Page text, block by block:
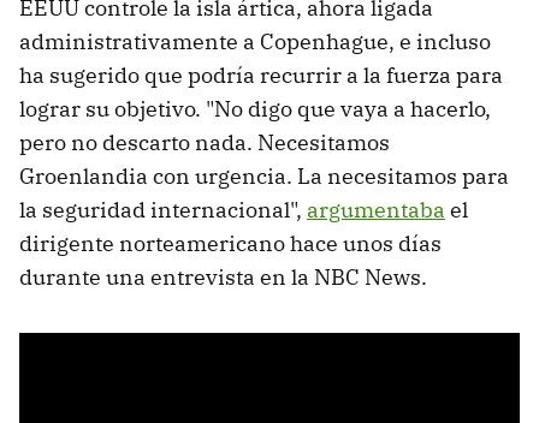
EEUU controle la isla ártica, ahora ligada
administrativamente a Copenhague, e incluso
ha sugerido que podría recurrir a la fuerza para
lograr su objetivo. "No digo que vaya a hacerlo,
pero no descarto nada. Necesitamos
Groenlandia con urgencia. La necesitamos para
la seguridad internacional", argumentaba el
dirigente norteamericano hace unos días
durante una entrevista en la NBC News.